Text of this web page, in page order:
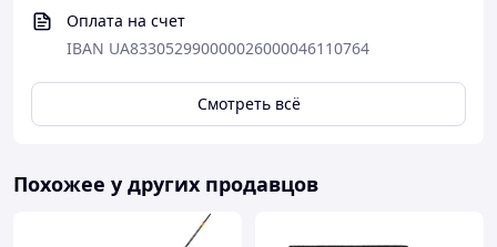
Вес
Шнур Рыболовный 4X Tech
Основное отличие плетеных шнуров перед
монофильными лесками - это минимальная
диаметрах. Спиннинговая ловля с
применением плетеных шнуров это
высочайшее удовольствие. Поклевка
Оплата на счет
IBAN UA833052990000026000046110764
Смотреть всё
Похожее у других продавцов